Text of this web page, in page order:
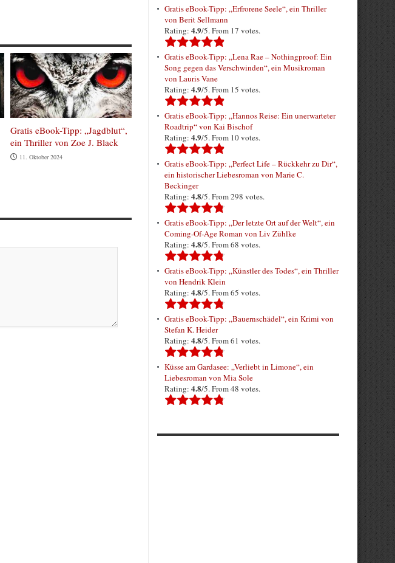
Gratis eBook-Tipp: „Jagdblut“,
ein Thriller von Zoe J. Black
11. Oktober 2024
Gratis eBook-Tipp: „Erfrorene Seele“, ein Thriller
von Berit Sellmann
Rating: 4.9/5. From 17 votes.
Gratis eBook-Tipp: „Lena Rae – Nothingproof: Ein
Song gegen das Verschwinden“, ein Musikroman
von Lauris Vane
Rating: 4.9/5. From 15 votes.
Gratis eBook-Tipp: „Hannos Reise: Ein unerwarteter
Roadtrip“ von Kai Bischof
Rating: 4.9/5. From 10 votes.
Gratis eBook-Tipp: „Perfect Life – Rückkehr zu Dir“,
ein historischer Liebesroman von Marie C.
Beckinger
Rating: 4.8/5. From 298 votes.
Gratis eBook-Tipp: „Der letzte Ort auf der Welt“, ein
Coming-Of-Age Roman von Liv Zühlke
Rating: 4.8/5. From 68 votes.
Gratis eBook-Tipp: „Künstler des Todes“, ein Thriller
von Hendrik Klein
Rating: 4.8/5. From 65 votes.
Gratis eBook-Tipp: „Bauernschädel“, ein Krimi von
Stefan K. Heider
Rating: 4.8/5. From 61 votes.
Küsse am Gardasee: „Verliebt in Limone“, ein
Liebesroman von Mia Sole
Rating: 4.8/5. From 48 votes.